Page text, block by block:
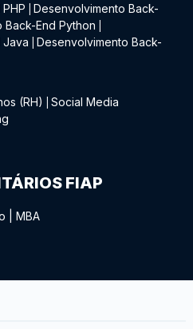
Desenvolvimento Back-
End Python
Java
Desenvolvimento Back-
(RH)
Social Media
FIAP
MBA